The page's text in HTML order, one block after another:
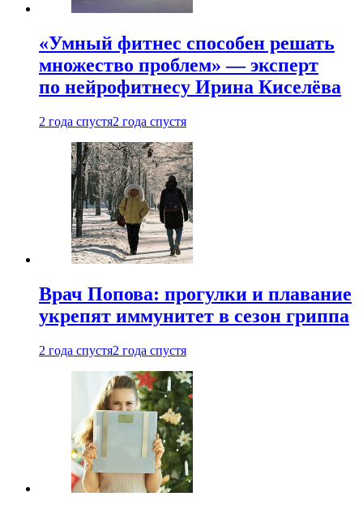
«Умный фитнес способен решать
множество проблем» — эксперт
по нейрофитнесу Ирина Киселёва
2 года спустя2 года спустя
Врач Попова: прогулки и плавание
укрепят иммунитет в сезон гриппа
2 года спустя2 года спустя